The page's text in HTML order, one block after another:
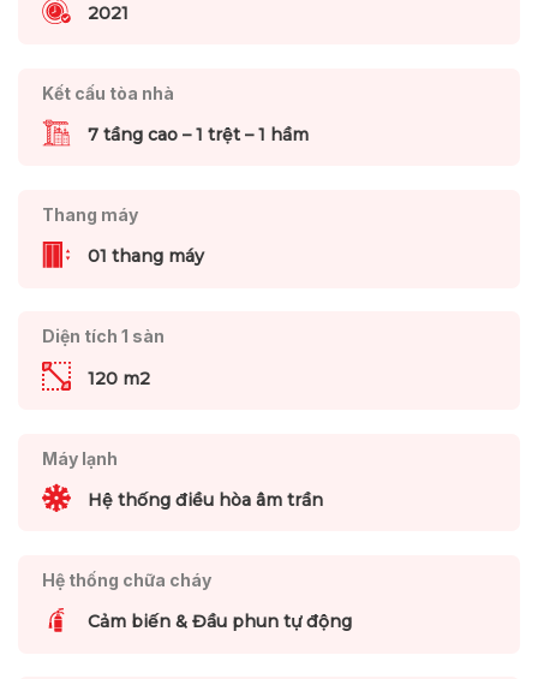
2021
Kết cấu tòa nhà
7 tầng cao – 1 trệt – 1 hầm
Thang máy
01 thang máy
Diện tích 1 sàn
120 m2
Máy lạnh
Hệ thống điều hòa âm trần
Hệ thống chữa cháy
Cảm biến & Đầu phun tự động